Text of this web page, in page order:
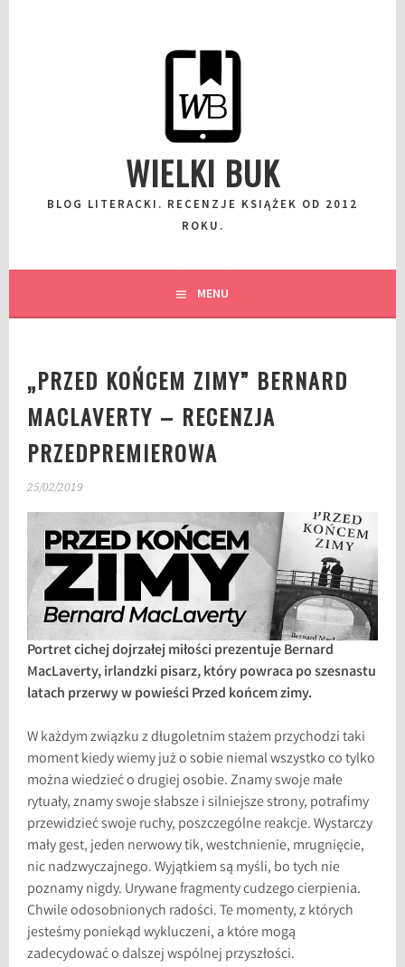
WIELKI BUK
BLOG LITERACKI. RECENZJE KSIĄŻEK OD 2012
ROKU.
MENU
„PRZED KOŃCEM ZIMY” BERNARD
MACLAVERTY – RECENZJA
PRZEDPREMIEROWA
25/02/2019
Portret cichej dojrzałej miłości prezentuje Bernard
MacLaverty, irlandzki pisarz, który powraca po szesnastu
latach przerwy w powieści Przed końcem zimy.
W każdym związku z długoletnim stażem przychodzi taki
moment kiedy wiemy już o sobie niemal wszystko co tylko
można wiedzieć o drugiej osobie. Znamy swoje małe
rytuały, znamy swoje słabsze i silniejsze strony, potrafimy
przewidzieć swoje ruchy, poszczególne reakcje. Wystarczy
mały gest, jeden nerwowy tik, westchnienie, mrugnięcie,
nic nadzwyczajnego. Wyjątkiem są myśli, bo tych nie
poznamy nigdy. Urywane fragmenty cudzego cierpienia.
Chwile odosobnionych radości. Te momenty, z których
jesteśmy poniekąd wykluczeni, a które mogą
zadecydować o dalszej wspólnej przyszłości.